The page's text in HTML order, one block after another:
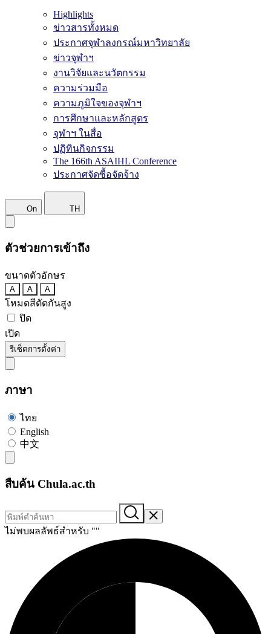
Highlights
ข่าวสารทั้งหมด
ประกาศจุฬาลงกรณ์มหาวิทยาลัย
ข่าวจุฬาฯ
งานวิจัยและนวัตกรรม
ความร่วมมือ
ความภูมิใจของจุฬาฯ
การศึกษาและหลักสูตร
จุฬาฯ ในสื่อ
ปฏิทินกิจกรรม
The 166th ASAIHL Conference
ประกาศจัดซื้อจัดจ้าง
On TH
ตัวช่วยการเข้าถึง
ขนาดตัวอักษร
A A A
โหมดสีตัดกันสูง
ปิด
เปิด
รีเซ็ตการตั้งค่า
ภาษา
ไทย
English
中文
สืบค้น Chula.ac.th
ไม่พบผลลัพธ์สำหรับ ""